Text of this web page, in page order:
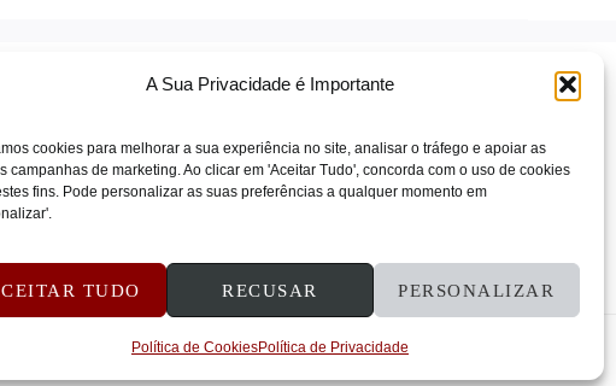
A Sua Privacidade é Importante
cookies para melhorar a sua experiência no site, analisar o tráfego e apoiar as
campanhas de marketing. Ao clicar em 'Aceitar Tudo', concorda com o uso de cookies
fins. Pode personalizar as suas preferências a qualquer momento em
TUDO RECUSAR PERSONALIZAR
Política de CookiesPolítica de Privacidade
Lda